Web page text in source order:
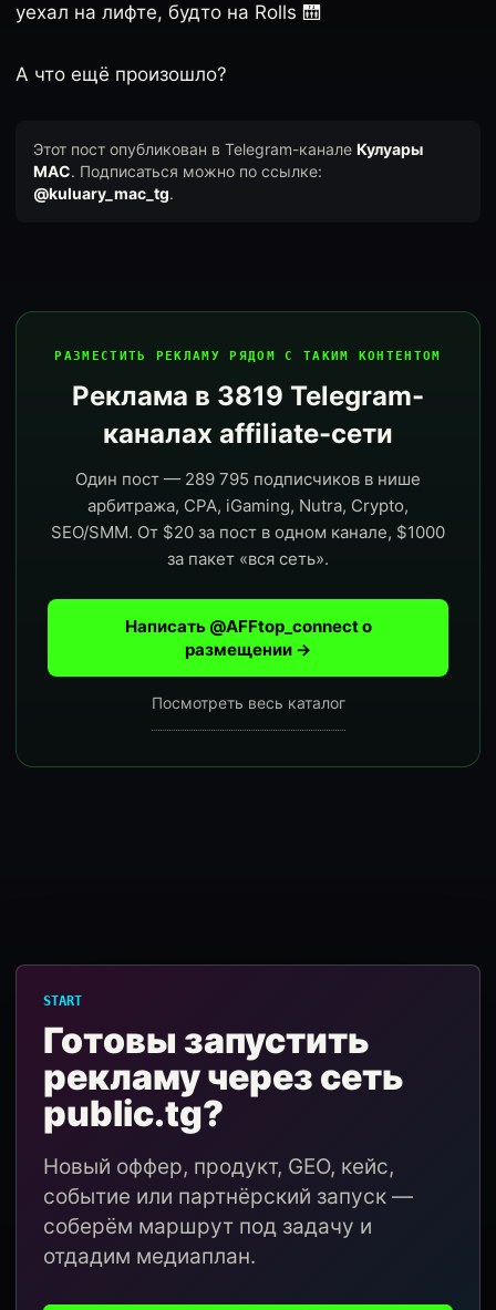
уехал на лифте, будто на Rolls 🛗
А что ещё произошло?
Этот пост опубликован в Telegram-канале Кулуары
MAC. Подписаться можно по ссылке:
@kuluary_mac_tg.
РАЗМЕСТИТЬ РЕКЛАМУ РЯДОМ С ТАКИМ КОНТЕНТОМ
Реклама в 3819 Telegram-
каналах affiliate-сети
Один пост — 289 795 подписчиков в нише
арбитража, CPA, iGaming, Nutra, Crypto,
SEO/SMM. От $20 за пост в одном канале, $1000
за пакет «вся сеть».
Написать @AFFtop_connect о
размещении →
Посмотреть весь каталог
START
Готовы запустить
рекламу через сеть
public.tg?
Новый оффер, продукт, GEO, кейс,
событие или партнёрский запуск —
соберём маршрут под задачу и
отдадим медиаплан.